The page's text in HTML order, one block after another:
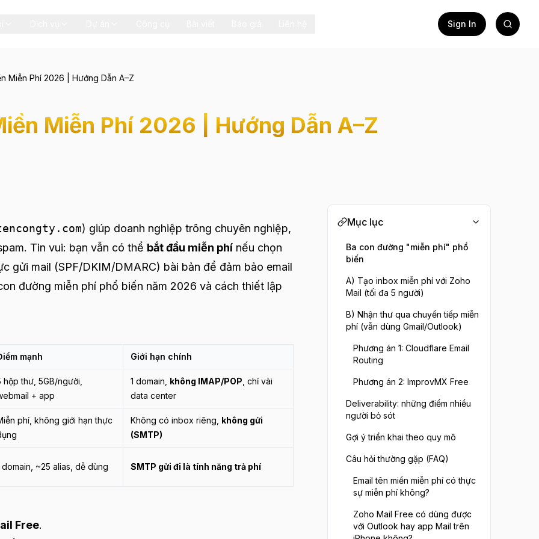
Sign In
Miễn Phí 2026 | Hướng Dẫn A–Z
Miễn Phí 2026 | Hướng Dẫn A–Z
) giúp doanh nghiệp trông chuyên nghiệp,
Tin vui: bạn vẫn có thể bắt đầu miễn phí nếu chọn
gửi mail (SPF/DKIM/DMARC) bài bản để đảm bảo email
đường miễn phí phổ biến năm 2026 và cách thiết lập
mạnh Giới hạn chính
hộp thư, 5GB/người,
+ app
1 domain, không IMAP/POP , chỉ vài
data center
phí, không giới hạn thực
Không có inbox riêng, không gửi
(SMTP)
domain, ~25 alias, dễ dùng SMTP gửi đi là tính năng trả phí
Free.
Mục lục
Ba con đường "miễn phí" phổ
biến
A) Tạo inbox miễn phí với Zoho
Mail (tối đa 5 người)
B) Nhận thư qua chuyển tiếp miễn
phí (vẫn dùng Gmail/Outlook)
Phương án 1: Cloudflare Email
Routing
Phương án 2: ImprovMX Free
Deliverability: những điểm nhiều
người bỏ sót
Gợi ý triển khai theo quy mô
Câu hỏi thường gặp (FAQ)
Email tên miền miễn phí có thực
sự miễn phí không?
Zoho Mail Free có dùng được
với Outlook hay app Mail trên